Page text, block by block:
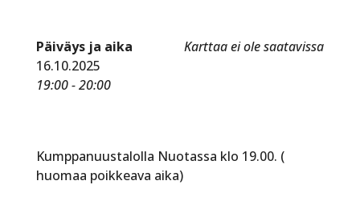
Karttaa ei ole saatavissa
Päiväys ja aika
16.10.2025
19:00 - 20:00
Kumppanuustalolla Nuotassa klo 19.00. (
huomaa poikkeava aika)